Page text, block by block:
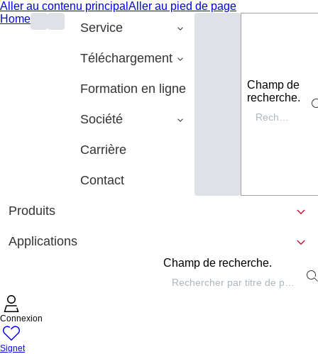
Aller au contenu principal Aller au pied de page
Home
Service
Téléchargement
Formation en ligne
Société
Carrière
Contact
Champ de
recherche.
Produits
Applications
Champ de recherche.
Connexion
Signet